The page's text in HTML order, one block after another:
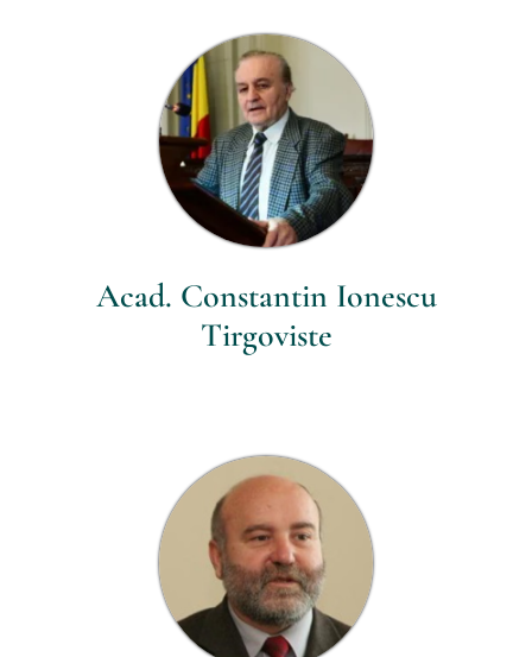
Acad. Constantin Ionescu
Tirgoviste